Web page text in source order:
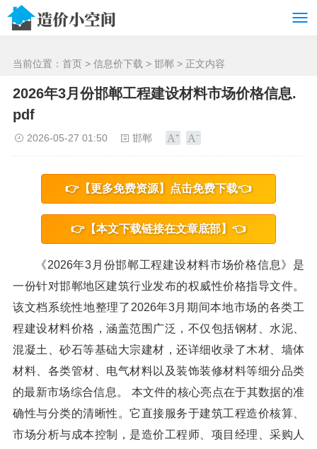
当前位置： 首页 > 信息价下载 > 邯郸 > 正文内容
2026年3月份邯郸工程建设材料市场价格信息.
pdf
2026-05-27 01:50 邯郸
👉【更多免费资源】点击免费下载👈
👉【本文下载链接在文章底部】👈
《2026年3月份邯郸工程建设材料市场价格信息》是
一份针对邯郸地区建筑行业发布的权威性价格指导文件。
该文档系统性地整理了2026年3月期间本地市场的各类工
程建设材料价格，涵盖范围广泛，不仅包括钢材、水泥、
混凝土、砂石等基础大宗建材，还详细收录了木材、墙体
材料、各类管材、电气材料以及装饰装修材料等细分品类
的最新市场综合信息。 本文件的核心亮点在于其数据的准
确性与分类的清晰性。它直接服务于建筑工程造价核算、
市场分析与成本控制，是造价工程师、项目经理、采购人